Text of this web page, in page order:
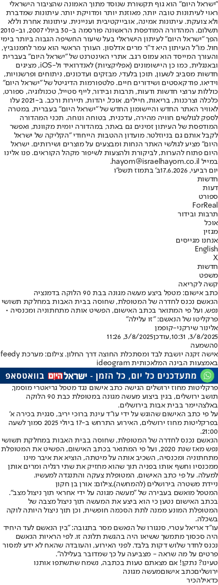
"ישראל היום" הוא גוף תקשורת שנוסד מתוך האמונה שהציבור הישראלי
ראוי לעיתונות טובה יותר, מאוזנת יותר ומדויקת יותר. עיתונות שמדברת
ולא צועקת. עיתונות אמינה, אובייקטיבית ועניינית. עיתונות אחרת וללא
תשלום. המהדורה המודפסת הראשונה פורסמה ב-30 ביולי 2007, וב-2010
הפך "ישראל היום" לעיתון הישראלי בעל שיעור החשיפה הגבוה ביותר בימי
חול. מו"ל העיתון היא ד"ר מרים אדלסון. העורך הראשי הוא עמר לחמנוביץ,
והעורך המייסד הוא עמוס רגב. אתרי האינטרנט של "ישראל היום" בעברית
ובאנגלית, כמו כן היישומונים (אפליקציות) לאנדרואיד ול-iOS, מציגים
חדשות מסביב לשעון, תוכן בלעדי, מבזקים ועדכונים, ניתוחים ופרשנויות,
וידיאו, פודקאסטים ושידורים חיים. פלטפורמות הדיגיטל של "ישראל היום"
כוללות ערוצי חדשות ודעות, תרבות ובידור, לייף סטייל, טכנולוגיה, ספורט,
כלכלה וצרכנות, בריאות, חיילים, אוכל, יהדות, תיירות ורכב. ב-2021 עלו
לאוויר האתר החדש והיישומון החדש של "ישראל היום" בעברית, במטרה
לספק לגולשים חוויה מהירה, עדכנית, בטוחה ונוחה. תכני המהדורה
המודפסת של העיתון זמינים גם באתר, במהדורה יומית מקוונת, ואפשר
לקבל אותם גם בניוזלטר. מועדון ההטבות הייחודי "הקליקה של ישראל
היום" מציע לגולשי האתר הנחות ומבצעים על מוצרים ושירותים. ישראל
היום פתוח להערות, לביקורת ולהצעות לשיפור מקהל הקוראים. פנו אלינו
במייל hayom@israelhayom.co.il.
יום רביעי, 17.6.2026
ב' בתמוז תשפ"ו
חדשות
דעות
ספורט
ForReal
תרבות ובידור
אוכל
מגזין
אנחנו מגייסים
English
X
חדשות
משפט
קשה לקריאה
כתב אישום: מטפל ביצע מעשה מגונה בבת 90 הלוקה בדמנציה
הנאשם נכנס לחדרה של המטופלת, שחוסה בבית האבות במחלקת תשושי
נפש, ועל פי המתואר בכתב האישום, הפשיט אותה מתחתוניה ומכנסיה •
פרקליטו של הנאשם: "זו עלילה"
אלינור שירקני-קופמן
3/8/2025, 10:31
,עודכן3/8/2025, 11:26
0השמעה
אישה זקנה יושבת לבד ומסתכלת החוצה דרך החלון. צילום: מערכת feedy
באמצעות הבינה המלאכותית ideogram
פרקליטות מחוז ירושלים הגישה כתב אישום נגד מטפל גריאטרי מוסמך,
תושב ירושלים, בגין ביצוע מעשה מגונה במטופלת כבת 90 הלוקה
באלצהיימר בבית אבות בירושלים.
על פי כתב האישום שהוגש על ידי עו”ד עינת ברוכי יריב, סגנית בכירה א’
בפרקליטות מחוז ירושלים, האירוע התרחש ב-17 ביולי 2025 סמוך לשעה
21:00.
הנאשם נכנס לחדרה של המטופלת, שחוסה בבית האבות במחלקת תשושי
נפש מאז שנת 2020, ועל פי המתואר בכתב האישום, הפשיט את המטופלת
מתחתוניה ומכנסיה, השכיב אותה על מיטתה, הוציא את איבר מינו
ממכנסיו וחשף אותו בפניה תוך שהוא מחזיק את שתי רגליה ומרים אותן
למעלה. על פי כתב האישום, המטופלת צעקה והתנגדה למעשיו.
ניידת משטרה בירושלים (להמחשה),צילום: אורן בן חקון
המטפל מואשם בעבירה של "מעשה מגונה על ידי אחראי תוך ניצול מצב".
בכתב האישום נטען כי הוא ביצע את המעשה תוך ניצול מצבה של
המטופלת המונע ממנה לתת הסכמה חופשית, וכן תוך ניצול היותה לוקה
בשכלה.
עו"ד אריאל עטרי, סנגורו של הנאשם מסר בתגובה: "בין הנאשם לעד היחיד
היה סכסוך מתמשך ששיאו היה בהגשת תלונה זו. לפי הראיות הנאשם
נכנס לחדר שלוש דקות בלבד. לפני האירוע, והעובדה שהאח לא ידע למסור
פרטים על מה שראה - מצביעה על כך שמדובר בעלילה".
טעינו? נתקן! אם מצאתם טעות בכתבה, נשמח שתשתפו אותנו
ירושליםכתב אישוםמעשה מגונה
כדאילהכיר